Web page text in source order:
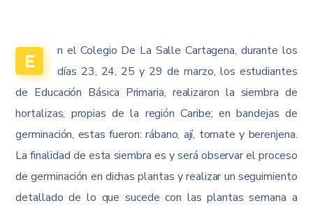
E
n el Colegio De La Salle Cartagena, durante los
días 23, 24, 25 y 29 de marzo, los estudiantes
de Educación Básica Primaria, realizaron la siembra de
hortalizas, propias de la región Caribe; en bandejas de
germinación, estas fueron: rábano, ají, tomate y berenjena.
La finalidad de esta siembra es y será observar el proceso
de germinación en dichas plantas y realizar un seguimiento
detallado de lo que sucede con las plantas semana a